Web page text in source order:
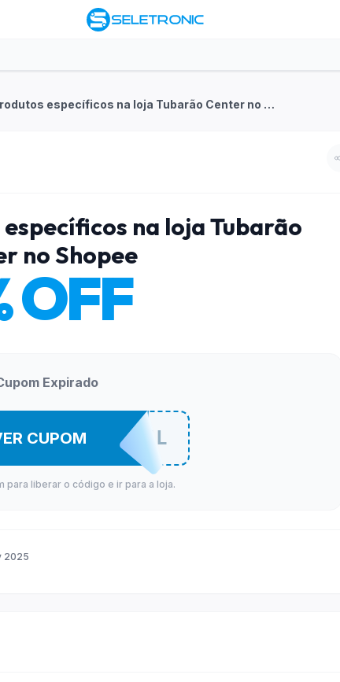
7% OFF em produtos específicos na loja Tubarão Center no Shopee
na loja Tubarão
no Shopee
OFF
Expirado
TUBACRFUL
CUPOM
para liberar o código e ir para a loja.
2025